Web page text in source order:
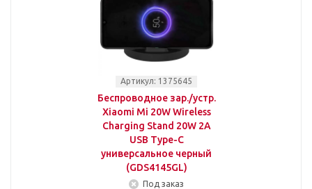
Артикул: 1375645
Беспроводное зар./устр.
Xiaomi Mi 20W Wireless
Charging Stand 20W 2A
USB Type-C
универсальное черный
(GDS4145GL)
Под заказ